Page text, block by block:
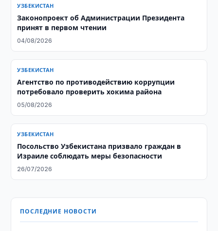
УЗБЕКИСТАН
Законопроект об Администрации Президента
принят в первом чтении
04/08/2026
УЗБЕКИСТАН
Агентство по противодействию коррупции
потребовало проверить хокима района
05/08/2026
УЗБЕКИСТАН
Посольство Узбекистана призвало граждан в
Израиле соблюдать меры безопасности
26/07/2026
ПОСЛЕДНИЕ НОВОСТИ